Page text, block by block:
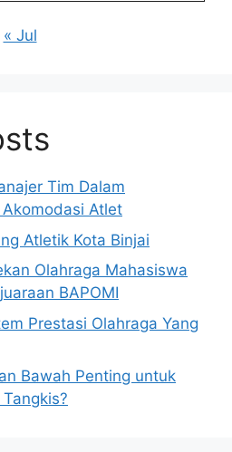
« Jul
Tim Dalam
Atlet
Atletik Kota Binjai
Olahraga Mahasiswa
BAPOMI
Prestasi Olahraga Yang
Bawah Penting untuk